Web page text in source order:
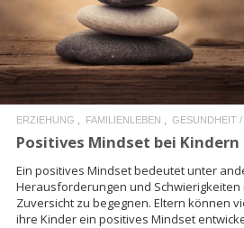
ERZIEHUNG FAMILIENLEBEN GESUNDHEIT
Positives Mindset bei
Ein positives Mindset bedeutet unter
Herausforderungen und Schwierigkeiten
Zuversicht zu begegnen. Eltern können
ihre Kinder ein positives Mindset